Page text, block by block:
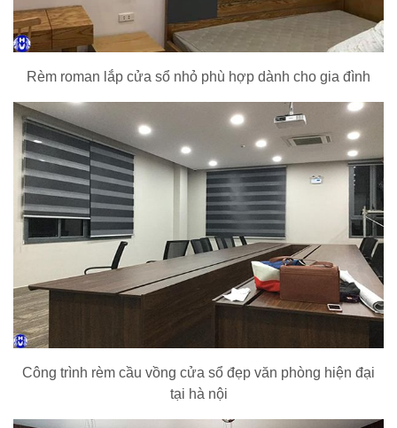
Rèm roman lắp cửa sổ nhỏ phù hợp dành cho gia đình
Công trình rèm cầu vồng cửa sổ đẹp văn phòng hiện đại
tại hà nội